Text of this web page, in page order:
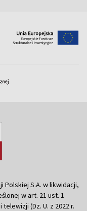
Polskiej S.A. w likwidacji,
w art. 21 ust. 1
(Dz. U. z 2022 r.